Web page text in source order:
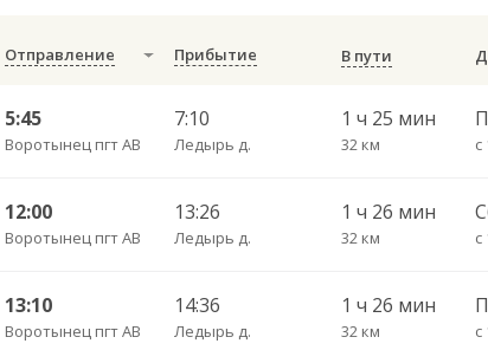
Отправление Прибытие В пути
5:45
Воротынец пгт АВ
7:10
Ледырь д.
1 ч 25 мин
32 км с
12:00
Воротынец пгт АВ
13:26
Ледырь д.
1 ч 26 мин
32 км с
13:10
Воротынец пгт АВ
14:36
Ледырь д.
1 ч 26 мин
32 км с